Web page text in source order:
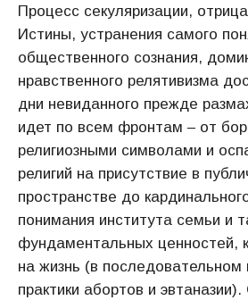
Процесс секуляризации,
Истины, устранения самого
общественного сознания,
нравственного релятивизма
дни невиданного прежде
идет по всем фронтам – от
религиозными символами и
религий на присутствие в
пространстве до
понимания института семьи и
фундаментальных ценностей,
на жизнь (в последовательном
практики абортов и